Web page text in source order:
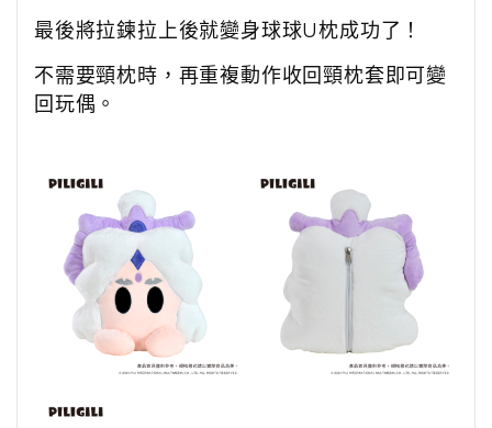
最後將拉鍊拉上後就變身球球U枕成功了！
不需要頸枕時，再重複動作收回頸枕套即可變
回玩偶。